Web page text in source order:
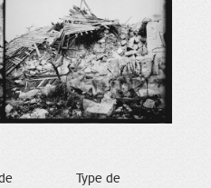
Type de